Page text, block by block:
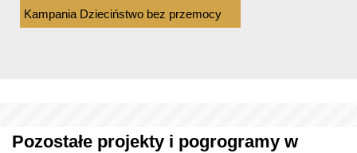
Kampania Dzieciństwo bez przemocy
Pozostałe projekty i pogrogramy w